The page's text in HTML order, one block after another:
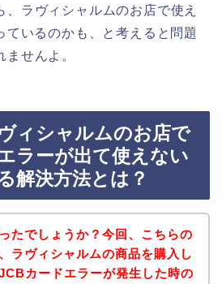
、ラヴィシャルムのお店で使え
ているのかも、と考えると問題
せんよ。
ィシャルムのお店で
ラーが出て使えない
解決方法とは？
たでしょうか？今回、こちらの
ラヴィシャルムの商品を購入し
カードエラーが発生した時の